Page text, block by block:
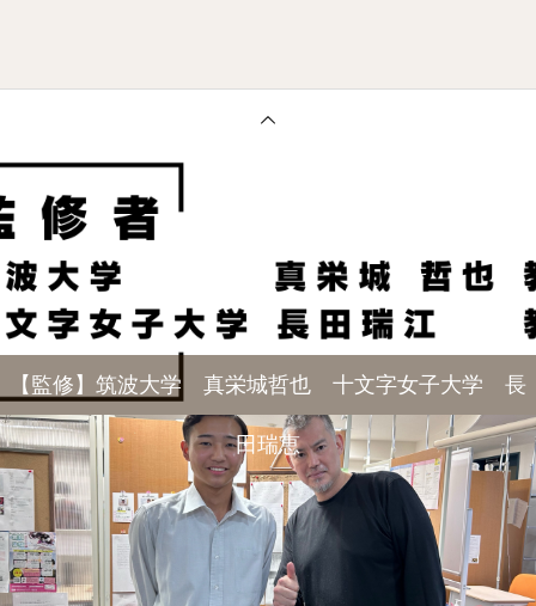
【監修】筑波大学 真栄城哲也 十文字女子大学 長
田瑞恵